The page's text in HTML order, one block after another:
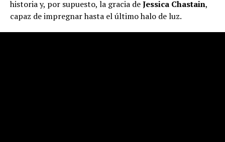
historia y, por supuesto, la gracia deJessica Chastain,
capaz de impregnar hasta el último halo de luz.